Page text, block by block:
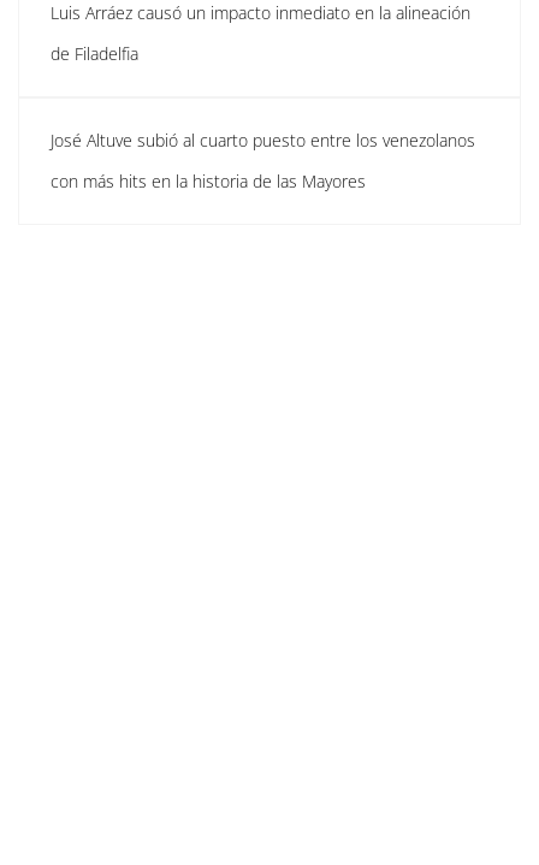
Luis Arráez causó un impacto inmediato en la alineación
de Filadelfia
José Altuve subió al cuarto puesto entre los venezolanos
con más hits en la historia de las Mayores